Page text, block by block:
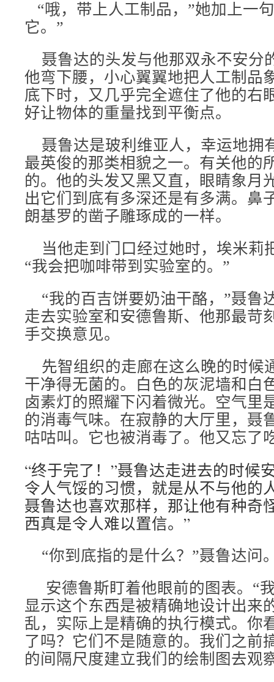
“哦，带上人工制品，”她加上一
它。”
聂鲁达的头发与他那双永不安分
他弯下腰，小心翼翼地把人工制品
底下时，又几乎完全遮住了他的右
好让物体的重量找到平衡点。
聂鲁达是玻利维亚人，幸运地拥
最英俊的那类相貌之一。有关他的
的。他的头发又黑又直，眼睛象月
出它们到底有多深还是有多满。鼻
朗基罗的凿子雕琢成的一样。
当他走到门口经过她时，埃米莉
“我会把咖啡带到实验室的。”
“我的百吉饼要奶油干酪，”聂鲁
走去实验室和安德鲁斯、他那最苛
手交换意见。
先智组织的走廊在这么晚的时候
干净得无菌的。白色的灰泥墙和白
卤素灯的照耀下闪着微光。空气里
的消毒气味。在寂静的大厅里，聂
咕咕叫。它也被消毒了。他又忘了
“终于完了！”聂鲁达走进去的时候
令人气馁的习惯，就是从不与他的
聂鲁达也喜欢那样，那让他有种奇
西真是令人难以置信。”
“你到底指的是什么？”聂鲁达问
安德鲁斯盯着他眼前的图表。“
显示这个东西是被精确地设计出来
乱，实际上是精确的执行模式。你
了吗？它们不是随意的。我们之前
的间隔尺度建立我们的绘制图去观